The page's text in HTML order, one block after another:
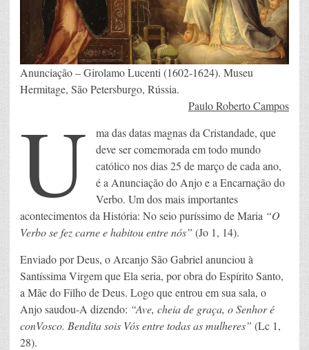
Anunciação – Girolamo Lucenti (1602-1624). Museu
Hermitage, São Petersburgo, Rússia.
Paulo Roberto Campos
U
ma das datas magnas da Cristandade, que
deve ser comemorada em todo mundo
católico nos dias 25 de março de cada ano,
é a Anunciação do Anjo e a Encarnação do
Verbo. Um dos mais importantes
acontecimentos da História: No seio puríssimo de Maria “O
Verbo se fez carne e habitou entre nós” (Jo 1, 14).
Enviado por Deus, o Arcanjo São Gabriel anunciou à
Santíssima Virgem que Ela seria, por obra do Espírito Santo,
a Mãe do Filho de Deus. Logo que entrou em sua sala, o
Anjo saudou-A dizendo: “Ave, cheia de graça, o Senhor é
conVosco. Bendita sois Vós entre todas as mulheres” (Lc 1,
28).